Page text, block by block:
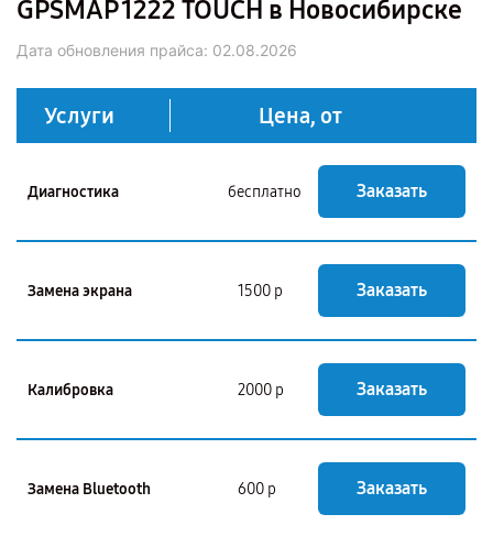
GPSMAP 1222 TOUCH в Новосибирске
Дата обновления прайса: 02.08.2026
Услуги Цена, от
Диагностика бесплатно Заказать
Замена экрана 1500 р Заказать
Калибровка 2000 р Заказать
Замена Bluetooth 600 р Заказать